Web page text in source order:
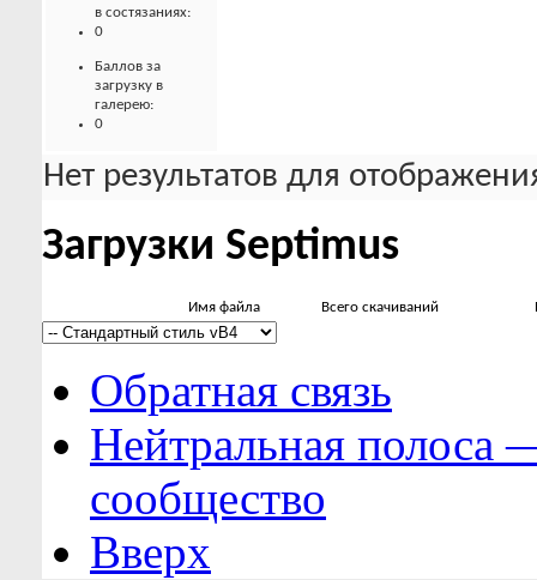
в состязаниях:
0
Баллов за
загрузку в
галерею:
0
Нет результатов для
Загрузки Septimus
Имя файла Всего скачиваний
Обратная связь
Нейтральная полоса
сообщество
Вверх